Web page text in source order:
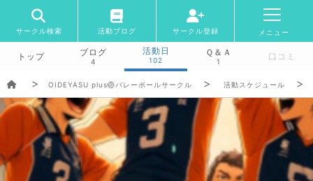
サークル検索 活動ブログ サークル登録 メニュー
トップ ブログ
4
活動日
102
Ｑ＆Ａ
1 口コミ
OIDEYASU plus🏐バレーボールサークル 活動スケジュール